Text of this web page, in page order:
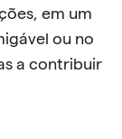
em um
ou no
a contribuir